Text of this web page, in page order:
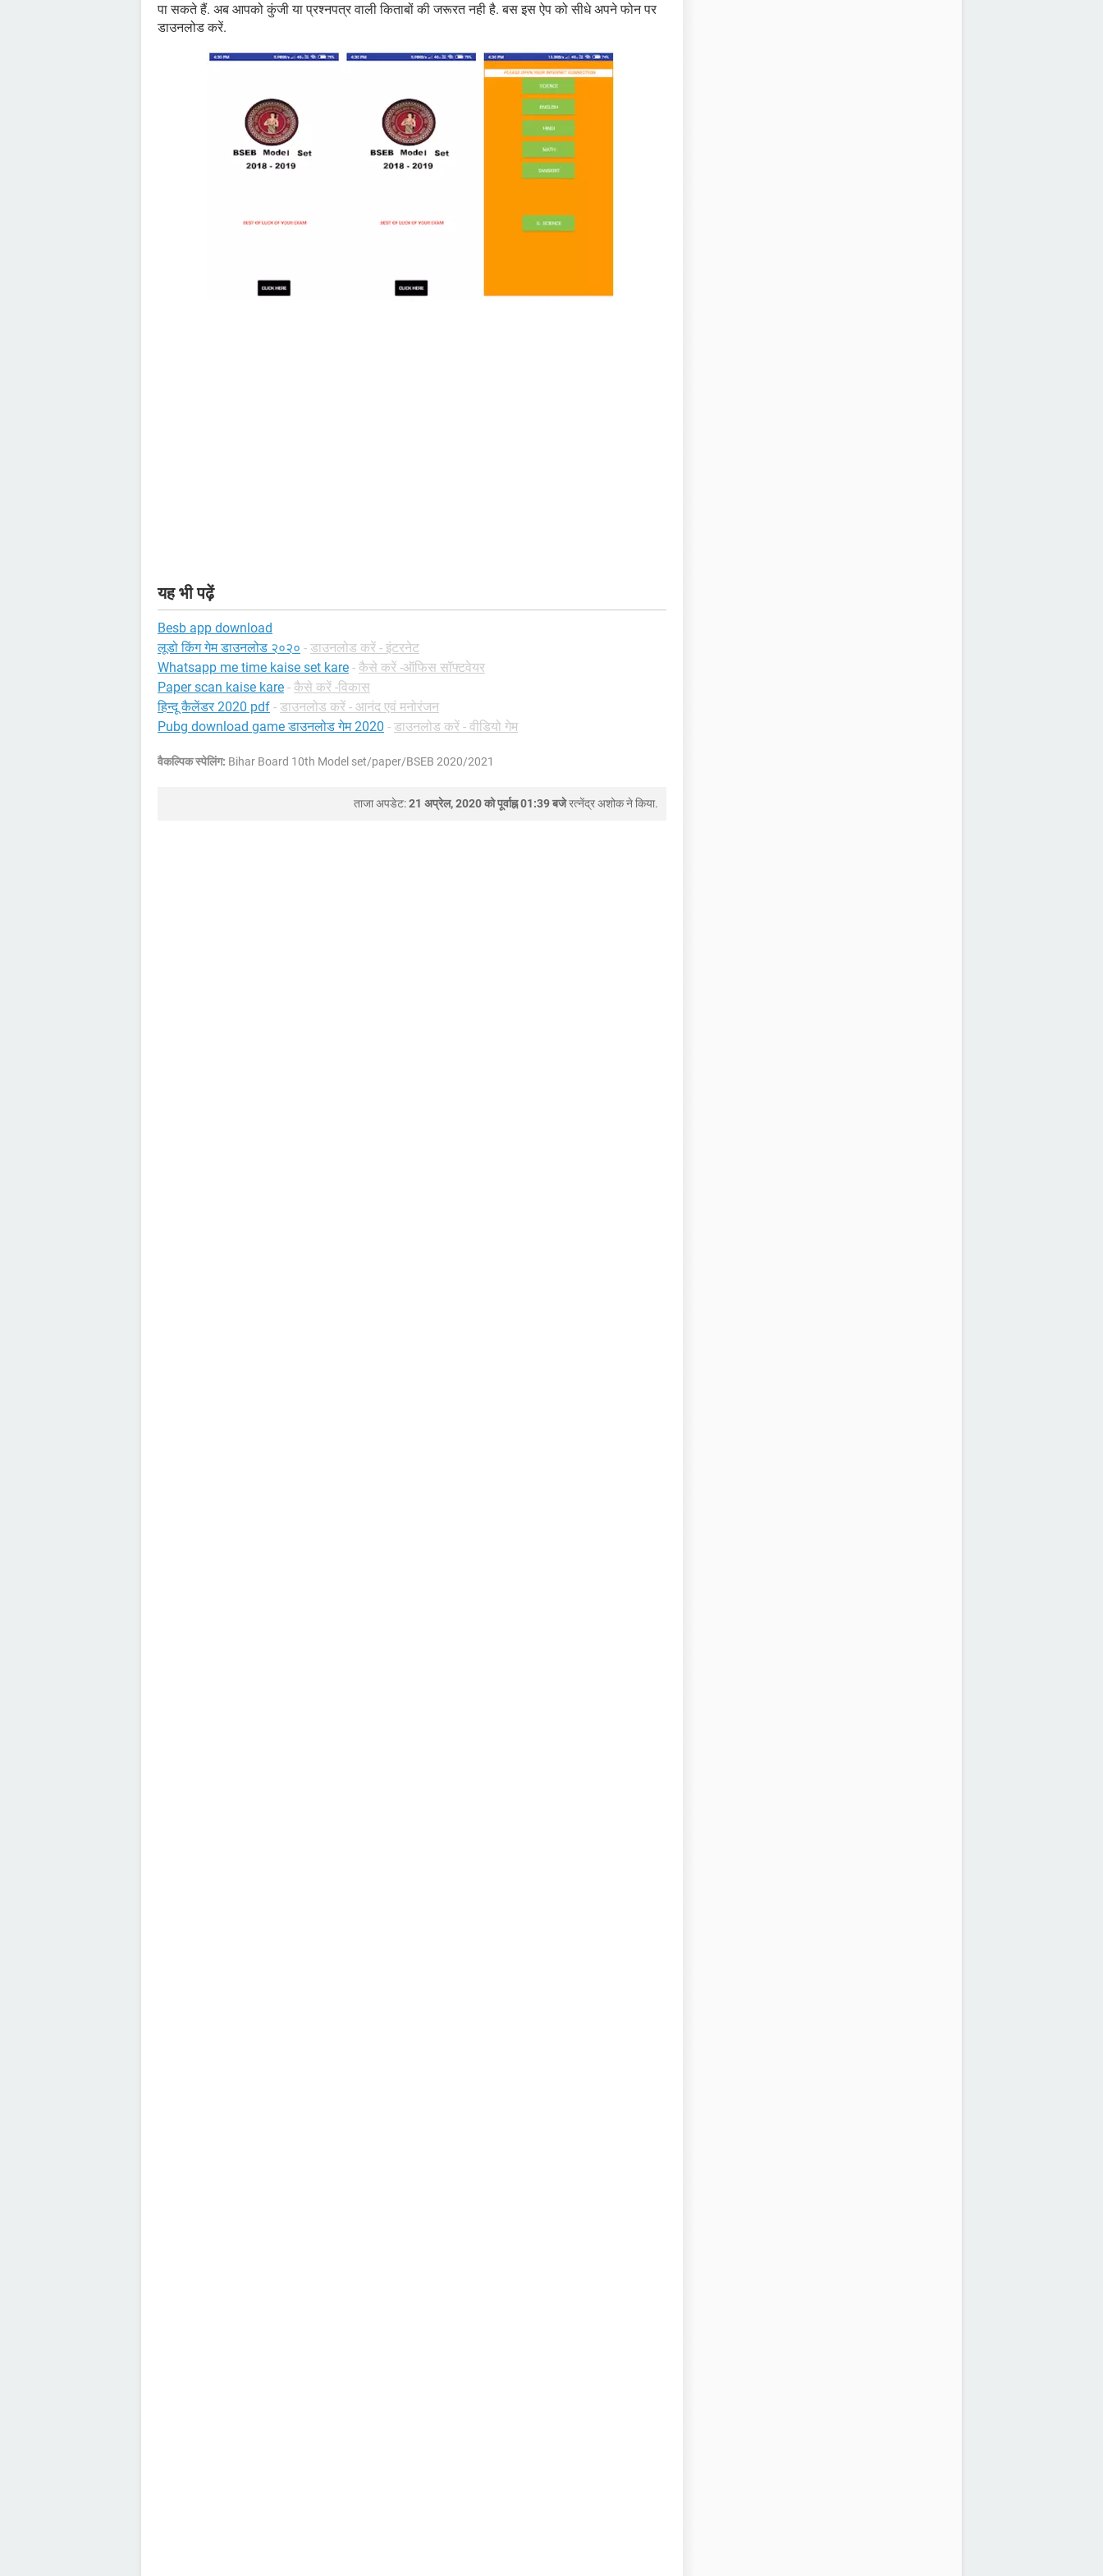
पा सकते हैं. अब आपको कुंजी या प्रश्नपत्र वाली किताबों की जरूरत नही है. बस इस ऐप को सीधे अपने फोन पर
डाउनलोड करें.
यह भी पढ़ें
Besb app download
लूडो किंग गेम डाउनलोड २०२० - डाउनलोड करें - इंटरनेट
Whatsapp me time kaise set kare - कैसे करें -ऑफिस सॉफ्टवेयर
Paper scan kaise kare - कैसे करें -विकास
हिन्दू कैलेंडर 2020 pdf - डाउनलोड करें - आनंद एवं मनोरंजन
Pubg download game डाउनलोड गेम 2020 - डाउनलोड करें - वीडियो गेम
वैकल्पिक स्पेलिंग: Bihar Board 10th Model set/paper/BSEB 2020/2021
ताजा अपडेट:21 अप्रेल, 2020 को पूर्वाह्न 01:39 बजेरत्नेंद्र अशोकने किया.